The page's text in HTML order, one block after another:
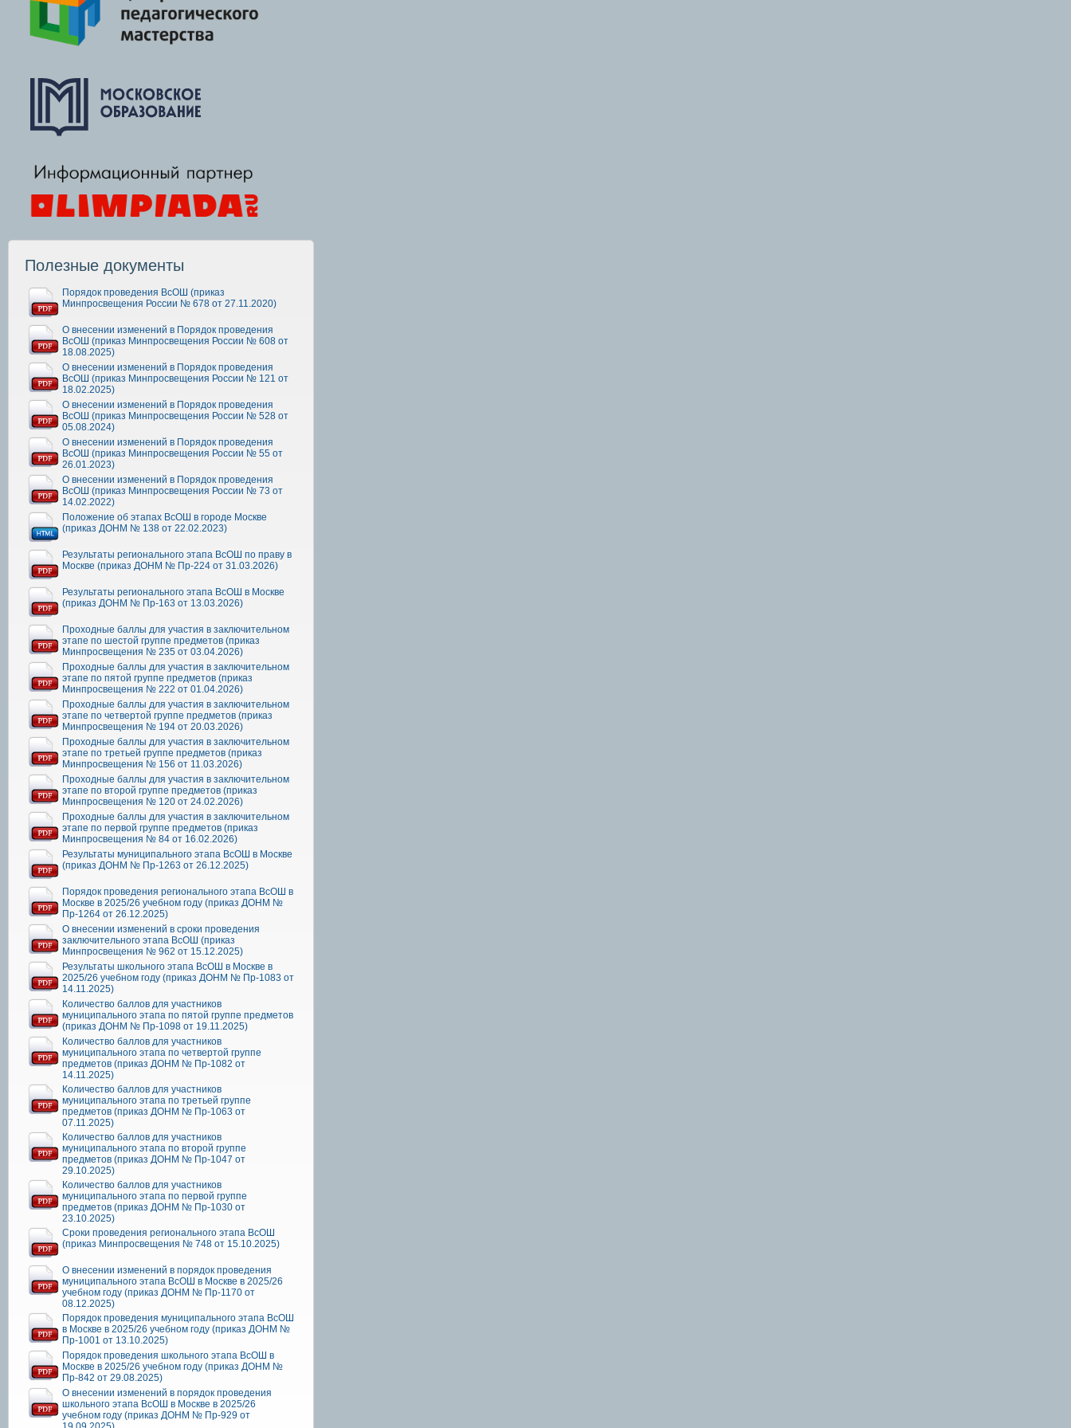
Полезные документы
Порядок проведения ВсОШ (приказ
Минпросвещения России № 678 от 27.11.2020)
О внесении изменений в Порядок проведения
ВсОШ (приказ Минпросвещения России № 608 от
18.08.2025)
О внесении изменений в Порядок проведения
ВсОШ (приказ Минпросвещения России № 121 от
18.02.2025)
О внесении изменений в Порядок проведения
ВсОШ (приказ Минпросвещения России № 528 от
05.08.2024)
О внесении изменений в Порядок проведения
ВсОШ (приказ Минпросвещения России № 55 от
26.01.2023)
О внесении изменений в Порядок проведения
ВсОШ (приказ Минпросвещения России № 73 от
14.02.2022)
Положение об этапах ВсОШ в городе Москве
(приказ ДОНМ № 138 от 22.02.2023)
Результаты регионального этапа ВсОШ по праву в
Москве (приказ ДОНМ № Пр-224 от 31.03.2026)
Результаты регионального этапа ВсОШ в Москве
(приказ ДОНМ № Пр-163 от 13.03.2026)
Проходные баллы для участия в заключительном
этапе по шестой группе предметов (приказ
Минпросвещения № 235 от 03.04.2026)
Проходные баллы для участия в заключительном
этапе по пятой группе предметов (приказ
Минпросвещения № 222 от 01.04.2026)
Проходные баллы для участия в заключительном
этапе по четвертой группе предметов (приказ
Минпросвещения № 194 от 20.03.2026)
Проходные баллы для участия в заключительном
этапе по третьей группе предметов (приказ
Минпросвещения № 156 от 11.03.2026)
Проходные баллы для участия в заключительном
этапе по второй группе предметов (приказ
Минпросвещения № 120 от 24.02.2026)
Проходные баллы для участия в заключительном
этапе по первой группе предметов (приказ
Минпросвещения № 84 от 16.02.2026)
Результаты муниципального этапа ВсОШ в Москве
(приказ ДОНМ № Пр-1263 от 26.12.2025)
Порядок проведения регионального этапа ВсОШ в
Москве в 2025/26 учебном году (приказ ДОНМ №
Пр-1264 от 26.12.2025)
О внесении изменений в сроки проведения
заключительного этапа ВсОШ (приказ
Минпросвещения № 962 от 15.12.2025)
Результаты школьного этапа ВсОШ в Москве в
2025/26 учебном году (приказ ДОНМ № Пр-1083 от
14.11.2025)
Количество баллов для участников
муниципального этапа по пятой группе предметов
(приказ ДОНМ № Пр-1098 от 19.11.2025)
Количество баллов для участников
муниципального этапа по четвертой группе
предметов (приказ ДОНМ № Пр-1082 от
14.11.2025)
Количество баллов для участников
муниципального этапа по третьей группе
предметов (приказ ДОНМ № Пр-1063 от
07.11.2025)
Количество баллов для участников
муниципального этапа по второй группе
предметов (приказ ДОНМ № Пр-1047 от
29.10.2025)
Количество баллов для участников
муниципального этапа по первой группе
предметов (приказ ДОНМ № Пр-1030 от
23.10.2025)
Сроки проведения регионального этапа ВсОШ
(приказ Минпросвещения № 748 от 15.10.2025)
О внесении изменений в порядок проведения
муниципального этапа ВсОШ в Москве в 2025/26
учебном году (приказ ДОНМ № Пр-1170 от
08.12.2025)
Порядок проведения муниципального этапа ВсОШ
в Москве в 2025/26 учебном году (приказ ДОНМ №
Пр-1001 от 13.10.2025)
Порядок проведения школьного этапа ВсОШ в
Москве в 2025/26 учебном году (приказ ДОНМ №
Пр-842 от 29.08.2025)
О внесении изменений в порядок проведения
школьного этапа ВсОШ в Москве в 2025/26
учебном году (приказ ДОНМ № Пр-929 от